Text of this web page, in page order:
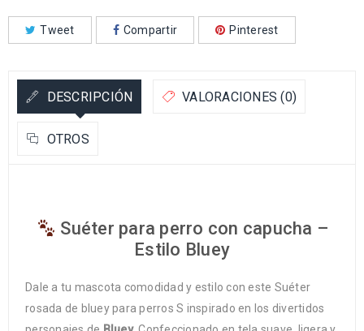
Tweet Compartir Pinterest
DESCRIPCIÓN VALORACIONES (0)
OTROS
Suéter para perro con capucha –
Estilo Bluey
Dale a tu mascota comodidad y estilo con este Suéter
rosada de bluey para perros S inspirado en los divertidos